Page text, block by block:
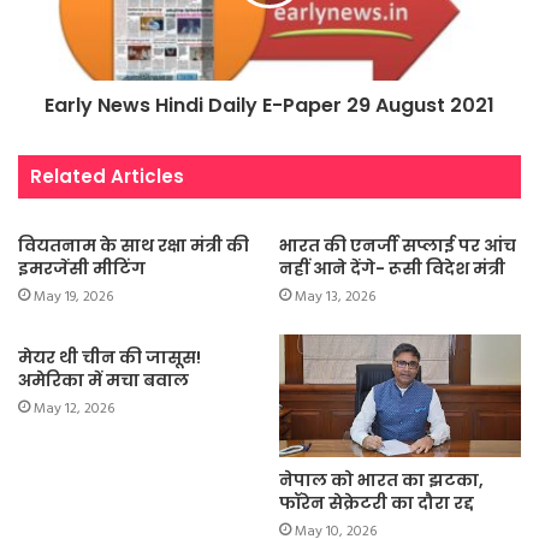
Early News Hindi Daily E-Paper 29 August 2021
Related Articles
वियतनाम के साथ रक्षा मंत्री की
इमरजेंसी मीटिंग
May 19, 2026
भारत की एनर्जी सप्लाई पर आंच
नहीं आने देंगे- रूसी विदेश मंत्री
May 13, 2026
मेयर थी चीन की जासूस!
अमेरिका में मचा बवाल
May 12, 2026
नेपाल को भारत का झटका,
फॉरेन सेक्रेटरी का दौरा रद्द
May 10, 2026